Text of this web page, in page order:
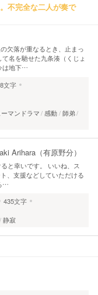
不完全な二人が奏で
欠落が重なるとき、止まっ
名を馳せた九条湊（くじょ
は地下…
文字
ーマンドラマ 感動 師弟
Arihara（有原野分）
と幸いです。 いいね、ス
、支援などしていただける
…
435文字
静寂